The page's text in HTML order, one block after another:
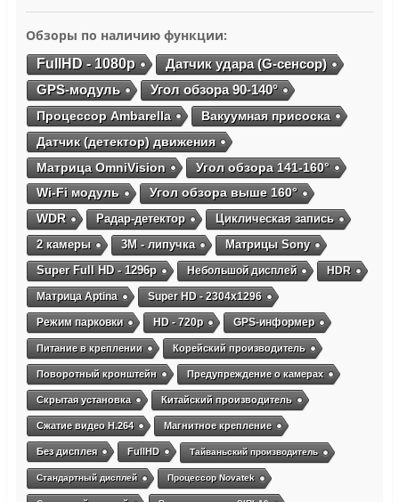
Обзоры по наличию функции:
FullHD - 1080p
Датчик удара (G-сенсор)
GPS-модуль
Угол обзора 90-140°
Процессор Ambarella
Вакуумная присоска
Датчик (детектор) движения
Матрица OmniVision
Угол обзора 141-160°
Wi-Fi модуль
Угол обзора выше 160°
WDR
Радар-детектор
Циклическая запись
2 камеры
3М - липучка Матрицы Sony
Super Full HD - 1296p Небольшой дисплей HDR
Матрица Aptina Super HD - 2304х1296
Режим парковки HD - 720p GPS-информер
Питание в креплении Корейский производитель
Поворотный кронштейн Предупреждение о камерах
Скрытая установка Китайский производитель
Сжатие видео H.264 Магнитное крепление
Без дисплея FullHD Тайваньский производитель
Стандартный дисплей Процессор Novatek